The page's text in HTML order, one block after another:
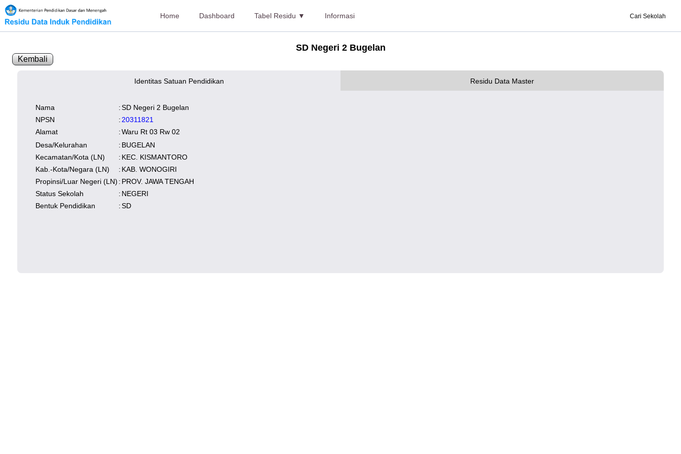
Home Dashboard Tabel Residu ▼ Informasi Cari Sekolah
SD Negeri 2 Bugelan
Kembali
Identitas Satuan Pendidikan
Nama :SD Negeri 2 Bugelan
NPSN
: 20311821
Alamat
:Waru Rt 03 Rw 02
Desa/Kelurahan
: BUGELAN
Kecamatan/Kota (LN)
: KEC. KISMANTORO
Kab.-Kota/Negara (LN)
: KAB. WONOGIRI
Propinsi/Luar Negeri (LN) : PROV. JAWA TENGAH
Status Sekolah
: NEGERI
Bentuk Pendidikan
:SD
Residu Data Master